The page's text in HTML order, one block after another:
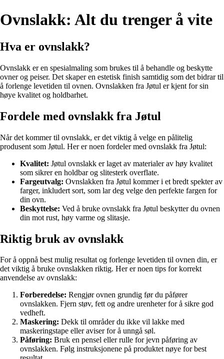
Ovnslakk: Alt du trenger å vite
Hva er ovnslakk?
Ovnslakk er en spesialmaling som brukes til å behandle og beskytte
ovner og peiser. Det skaper en estetisk finish samtidig som det bidrar til
å forlenge levetiden til ovnen. Ovnslakken fra Jøtul er kjent for sin
høye kvalitet og holdbarhet.
Fordele med ovnslakk fra Jøtul
Når det kommer til ovnslakk, er det viktig å velge en pålitelig
produsent som Jøtul. Her er noen fordeler med ovnslakk fra Jøtul:
Kvalitet: Jøtul ovnslakk er laget av materialer av høy kvalitet
som sikrer en holdbar og slitesterk overflate.
Fargeutvalg: Ovnslakken fra Jøtul kommer i et bredt spekter av
farger, inkludert sort, som lar deg velge den perfekte fargen for
din ovn.
Beskyttelse: Ved å bruke ovnslakk fra Jøtul beskytter du ovnen
din mot rust, høy varme og slitasje.
Riktig bruk av ovnslakk
For å oppnå best mulig resultat og forlenge levetiden til ovnen din, er
det viktig å bruke ovnslakken riktig. Her er noen tips for korrekt
anvendelse av ovnslakk:
Forberedelse: Rengjør ovnen grundig før du påfører
ovnslakken. Fjern støv, fett og andre urenheter for å sikre god
vedheft.
Maskering: Dekk til områder du ikke vil lakke med
maskeringstape eller aviser for å unngå søl.
Påføring: Bruk en pensel eller rulle for jevn påføring av
ovnslakken. Følg instruksjonene på produktet nøye for best